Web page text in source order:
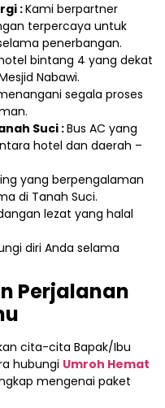
:Kami berpartner
terpercaya untuk
penerbangan.
bintang 4 yang dekat
Nabawi.
segala proses
Suci :Bus AC yang
hotel dan daerah –
yang berpengalaman
di Tanah Suci.
lezat yang halal
diri Anda selama
Perjalanan
cita-cita Bapak/Ibu
hubungi Umroh Hemat
mengenai paket